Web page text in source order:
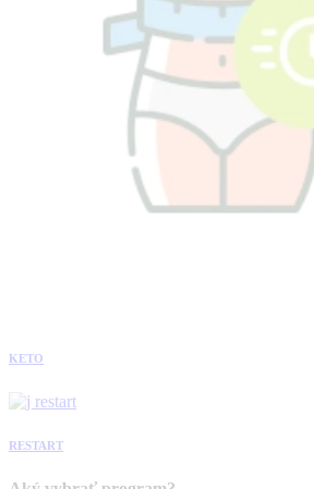
KETO
RESTART